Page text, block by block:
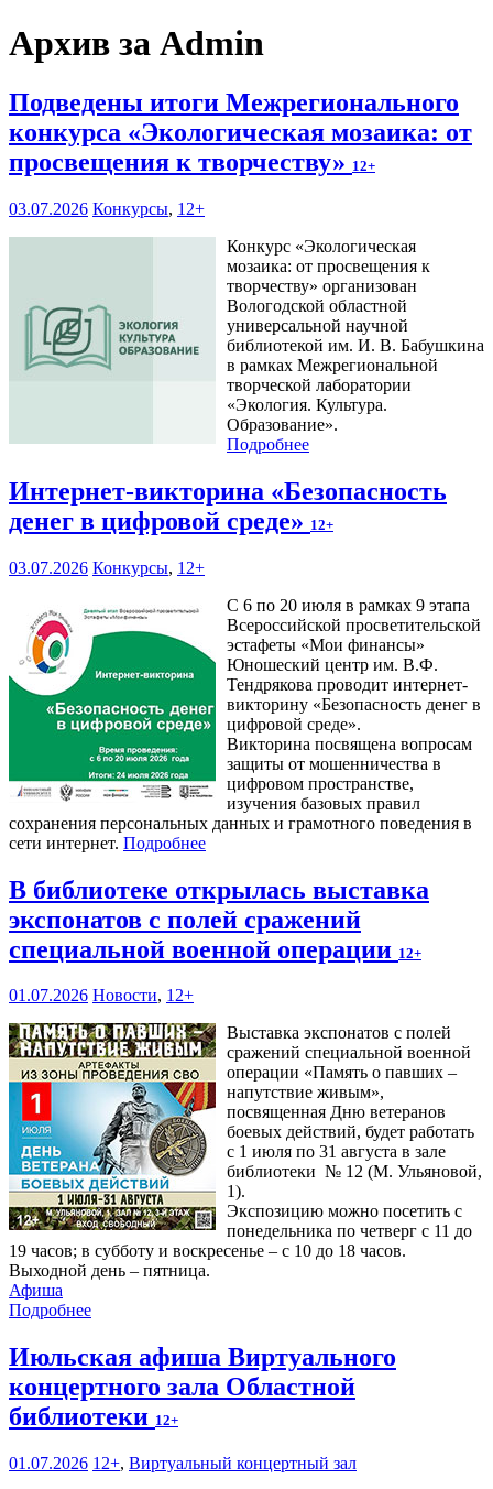
Архив за Admin
Подведены итоги Межрегионального
конкурса «Экологическая мозаика: от
просвещения к творчеству» 12+
03.07.2026 Конкурсы, 12+
Конкурс «Экологическая
мозаика: от просвещения к
творчеству» организован
Вологодской областной
универсальной научной
библиотекой им. И. В. Бабушкина
в рамках Межрегиональной
творческой лаборатории
«Экология. Культура.
Образование».
Подробнее
Интернет-викторина «Безопасность
денег в цифровой среде» 12+
03.07.2026 Конкурсы, 12+
С 6 по 20 июля в рамках 9 этапа
Всероссийской просветительской
эстафеты «Мои финансы»
Юношеский центр им. В.Ф.
Тендрякова проводит интернет-
викторину «Безопасность денег в
цифровой среде».
Викторина посвящена вопросам
защиты от мошенничества в
цифровом пространстве,
изучения базовых правил
сохранения персональных данных и грамотного поведения в
сети интернет. Подробнее
В библиотеке открылась выставка
экспонатов с полей сражений
специальной военной операции 12+
01.07.2026 Новости, 12+
Выставка экспонатов с полей
сражений специальной военной
операции «Память о павших –
напутствие живым»,
посвященная Дню ветеранов
боевых действий, будет работать
с 1 июля по 31 августа в зале
библиотеки № 12 (М. Ульяновой,
1).
Экспозицию можно посетить с
понедельника по четверг с 11 до
19 часов; в субботу и воскресенье – с 10 до 18 часов.
Выходной день – пятница.
Афиша
Подробнее
Июльская афиша Виртуального
концертного зала Областной
библиотеки 12+
01.07.2026 12+, Виртуальный концертный зал